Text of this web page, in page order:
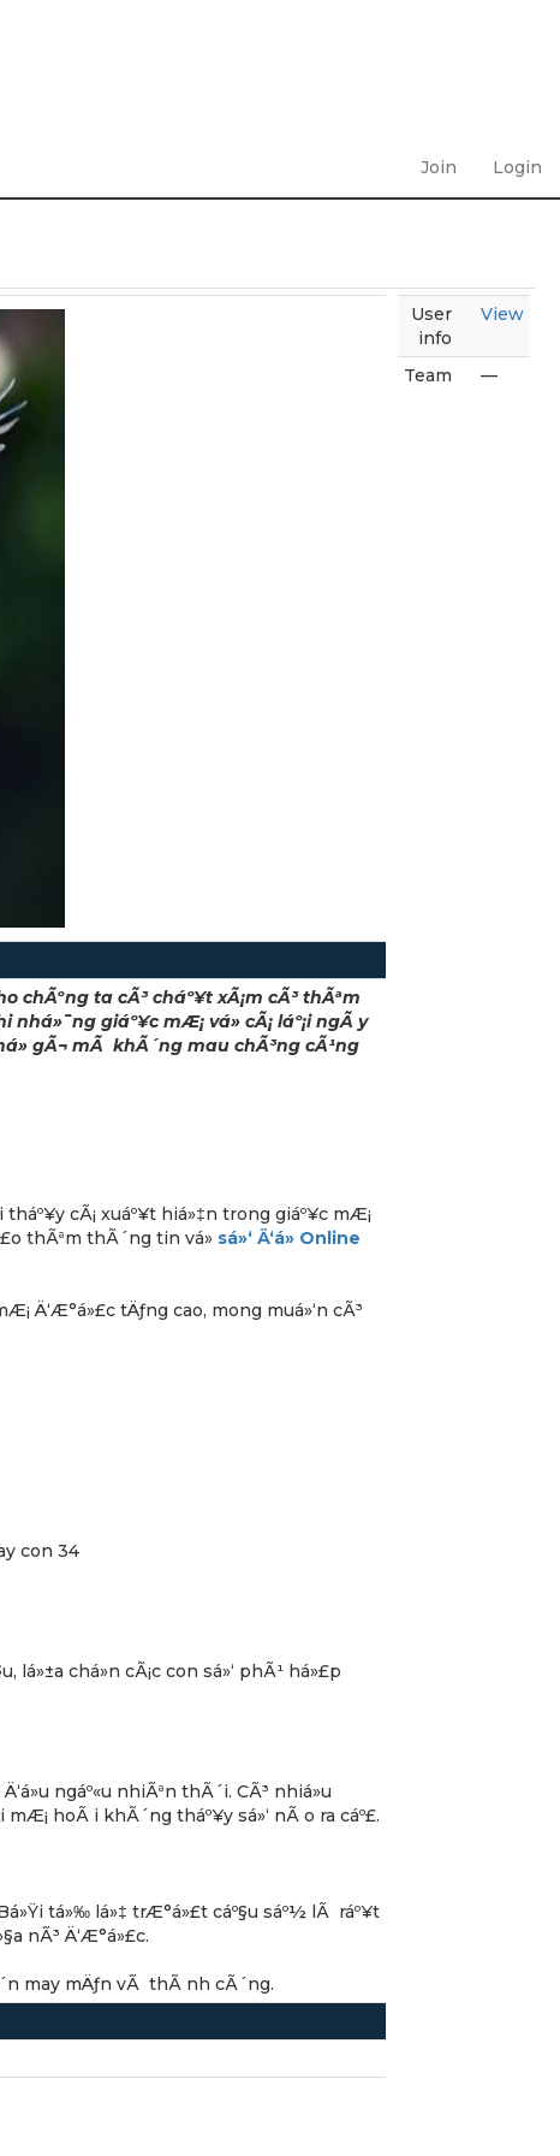
Join Login
chÃºng ta cÃ³ cháº¥t xÃ¡m cÃ³ thÃªm
nhá»¯ng giáº¥c mÆ¡ vá» cÃ¡ láº¡i ngÃ y
gÃ¬ mÃ khÃ´ng mau chÃ³ng cÃ¹ng
cÃ¡ xuáº¥t hiá»‡n trong giáº¥c mÆ¡
thÃªm thÃ´ng tin vá» sá»‘ Ä‘á» Online
Ä‘Æ°á»£c tÄƒng cao, mong muá»‘n cÃ³
con 34
lá»±a chá»n cÃ¡c con sá»‘ phÃ¹ há»£p
ngáº«u nhiÃªn thÃ´i. CÃ³ nhiá»u
hoÃ i khÃ´ng tháº¥y sá»‘ nÃ o ra cáº£.
tá»‰ lá»‡ trÆ°á»£t cáº§u sáº½ lÃ ráº¥t
nÃ³ Ä‘Æ°á»£c.
may mÄƒn vÃ thÃ nh cÃ´ng.
User
info
View
Team —